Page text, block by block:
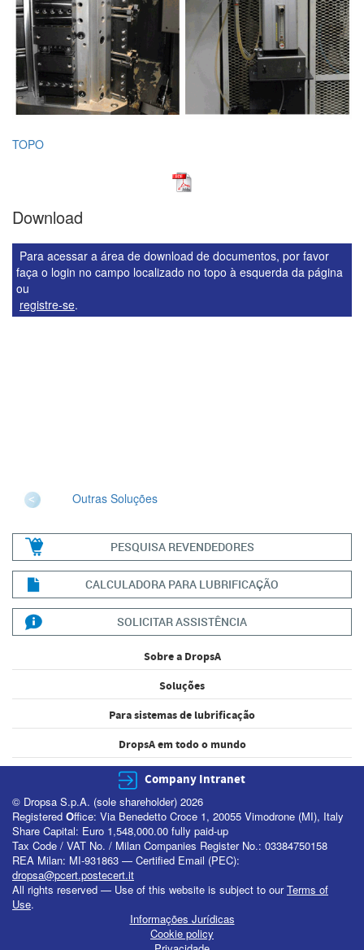
TOPO
Download
Para acessar a área de download de documentos, por favor
faça o login no campo localizado no topo à esquerda da página
ou
registre-se.
Outras Soluções
PESQUISA REVENDEDORES
CALCULADORA PARA LUBRIFICAÇÃO
SOLICITAR ASSISTÊNCIA
Sobre a DropsA
Soluções
Para sistemas de lubrificação
DropsA em todo o mundo
Company Intranet
© Dropsa S.p.A. (sole shareholder) 2026
Registered Office: Via Benedetto Croce 1, 20055 Vimodrone (MI), Italy
Share Capital: Euro 1,548,000.00 fully paid-up
Tax Code / VAT No. / Milan Companies Register No.: 03384750158
REA Milan: MI-931863 — Certified Email (PEC):
dropsa@pcert.postecert.it
All rights reserved — Use of this website is subject to ourTerms of
Use.
Informações Jurídicas
Cookie policy